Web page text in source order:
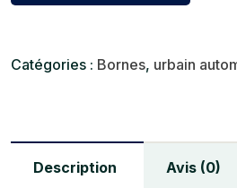
Catégories : Bornes, urbain
Description Avis (0)